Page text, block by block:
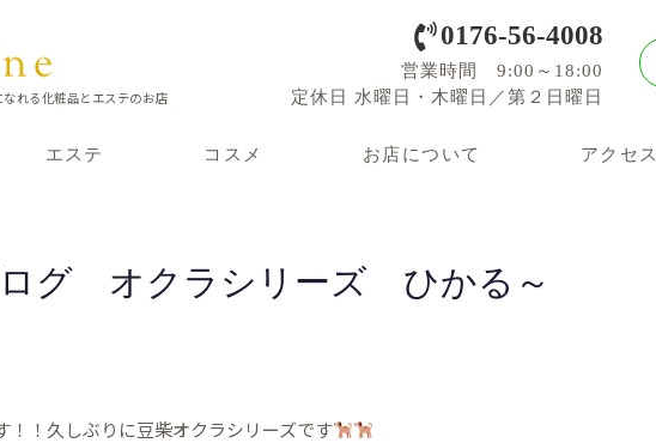
れる化粧品とエステのお店
0176-56-4008
営業時間 9:00～18:00
定休日 水曜日・木曜日／第２日曜日
エステ コスメ お店について アクセス
ログ オクラシリーズ ひかる～
！久しぶりに豆柴オクラシリーズです